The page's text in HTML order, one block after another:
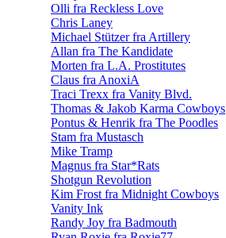
Olli fra Reckless Love
Chris Laney
Michael Stützer fra Artillery
Allan fra The Kandidate
Morten fra L.A. Prostitutes
Claus fra AnoxiA
Traci Trexx fra Vanity Blvd.
Thomas & Jakob Karma Cowboys
Pontus & Henrik fra The Poodles
Stam fra Mustasch
Mike Tramp
Magnus fra Star*Rats
Shotgun Revolution
Kim Frost fra Midnight Cowboys
Vanity Ink
Randy Joy fra Badmouth